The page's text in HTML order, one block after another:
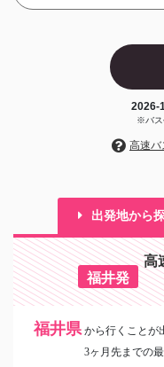
2026-
※バス
高速バ
出発地から
福井発
高
福井県 から行くことが
3ヶ月先までの